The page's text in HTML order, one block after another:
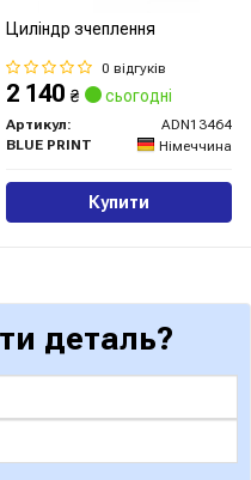
Циліндр зчеплення
0 відгуків
2 140 ₴ сьогодні
Артикул:
ADN13464
BLUE PRINT
Німеччина
Купити
деталь?